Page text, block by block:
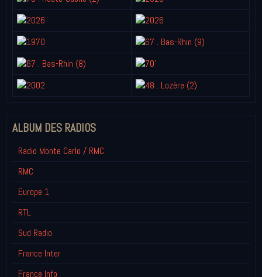
ALBUM DES RADIOS
Radio Monte Carlo / RMC
RMC
Europe 1
RTL
Sud Radio
France Inter
France Info